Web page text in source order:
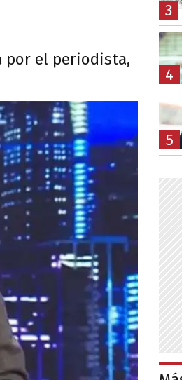
por el periodista,
3
4
5